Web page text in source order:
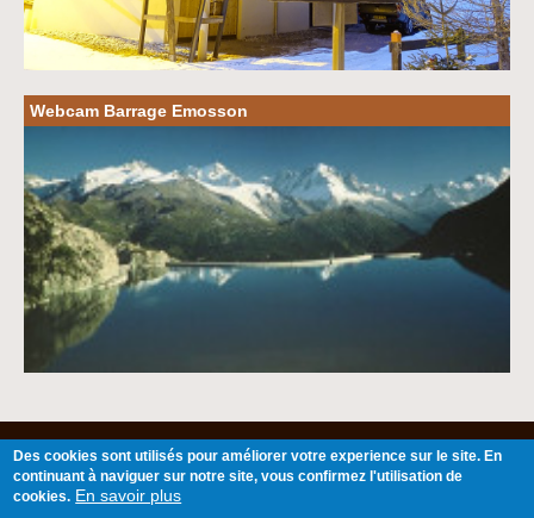
Webcam Barrage Emosson
©2024 CHALET WALSER
325 Route
des Confins du Valais74660 VALLORCINE
MONT BLANC - FRANCE - situé à 15kms
de Chamonix Centre et 3kms de la frontière
Suisse Tél:+33 (0)4
Qui sommes-nous?
Offices Tourisme
Mentions légales
Partenaires
Des cookies sont utilisés pour améliorer votre experience sur le site. En
continuant à naviguer sur notre site, vous confirmez l'utilisation de
cookies. En savoir plus